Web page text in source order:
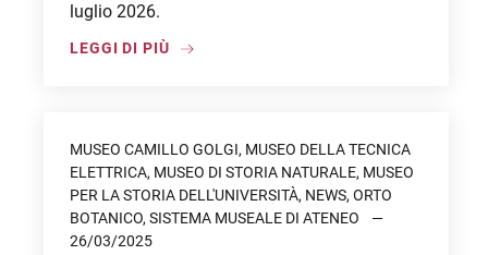
luglio 2026.
LEGGI DI PIÙ
MUSEO CAMILLO GOLGI, MUSEO DELLA TECNICA
ELETTRICA, MUSEO DI STORIA NATURALE, MUSEO
PER LA STORIA DELL'UNIVERSITÀ, NEWS, ORTO
BOTANICO, SISTEMA MUSEALE DI ATENEO
26/03/2025